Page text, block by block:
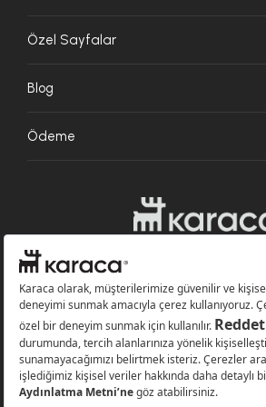
Özel Sayfalar
Blog
Ödeme
Websitesinde kullanılan bazı görseller yapay
Karaca.com © 2026 - Karaca Züccaciye A.Ş.